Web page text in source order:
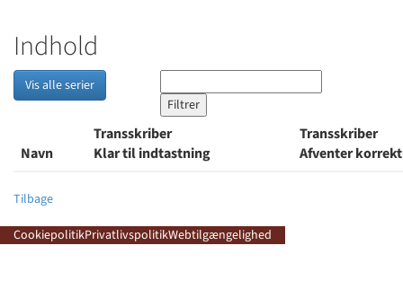
Indhold
Vis alle serier
Navn
Transskriber
Klar til indtastning
Transskriber
Afventer
Tilbage
CookiepolitikPrivatlivspolitikWebtilgængelighed